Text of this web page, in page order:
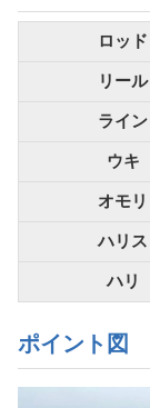
ロッド
リール
ライン
ウキ
オモリ
ハリス
ハリ
ポイント図